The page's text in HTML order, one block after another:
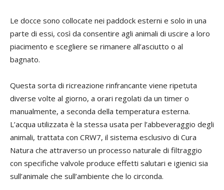
Le docce sono collocate nei paddock esterni e solo in una
parte di essi, così da consentire agli animali di uscire a loro
piacimento e scegliere se rimanere all’asciutto o al
bagnato.
Questa sorta di ricreazione rinfrancante viene ripetuta
diverse volte al giorno, a orari regolati da un timer o
manualmente, a seconda della temperatura esterna.
L’acqua utilizzata è la stessa usata per l’abbeveraggio degli
animali, trattata con CRW7, il sistema esclusivo di Cura
Natura che attraverso un processo naturale di filtraggio
con specifiche valvole produce effetti salutari e igienici sia
sull’animale che sull’ambiente che lo circonda.